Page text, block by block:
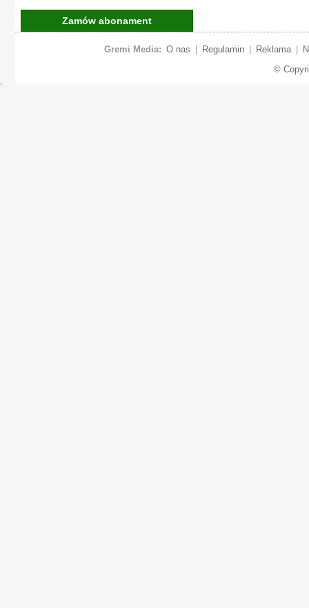
Zamów abonament
Gremi Media: O nas Regulamin Reklama
©